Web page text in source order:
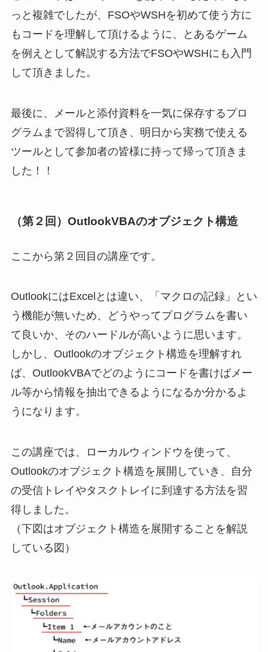
っと複雑でしたが、FSOやWSHを初めて使う方に
もコードを理解して頂けるように、とあるゲーム
を例えとして解説する方法でFSOやWSHにも入門
して頂きました。
最後に、メールと添付資料を一気に保存するプロ
グラムまで習得して頂き、明日から実務で使える
ツールとして参加者の皆様に持って帰って頂きま
した！！
（第２回）OutlookVBAのオブジェクト構造
ここから第２回目の講座です。
OutlookにはExcelとは違い、「マクロの記録」とい
う機能が無いため、どうやってプログラムを書い
て良いか、そのハードルが高いように思います。
しかし、Outlookのオブジェクト構造を理解すれ
ば、OutlookVBAでどのようにコードを書けばメー
ル等から情報を抽出できるようになるか分かるよ
うになります。
この講座では、ローカルウィンドウを使って、
Outlookのオブジェクト構造を展開していき、自分
の受信トレイやタスクトレイに到達する方法を習
得しました。
（下図はオブジェクト構造を展開することを解説
している図）